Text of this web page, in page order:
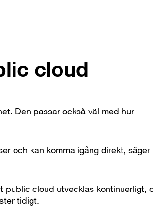
cloud
Den passar också väl med hur
och kan komma igång direkt, säger
public cloud utvecklas kontinuerligt,
tidigt.